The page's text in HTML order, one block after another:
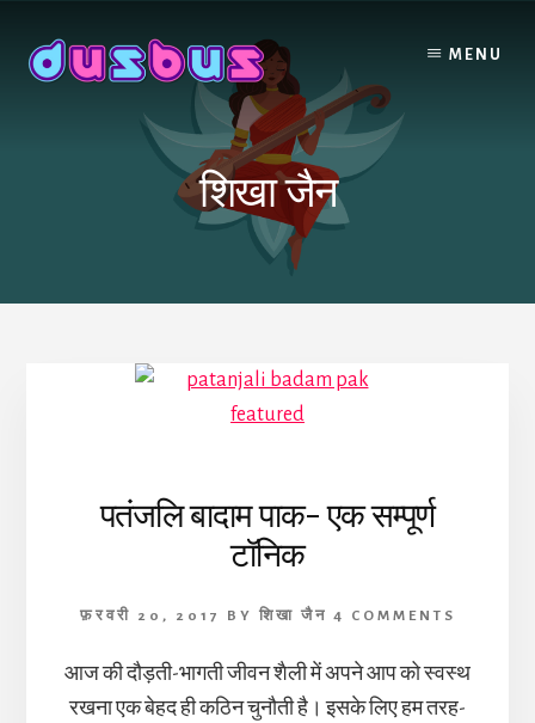
content
MENU
शिखा जैन
पतंजलि बादाम पाक- एक सम्पूर्ण
टॉनिक
फ़रवरी 20, 2017 BY शिखा जैन 4 COMMENTS
आज की दौड़ती-भागती जीवन शैली में अपने आप को स्वस्थ
रखना एक बेहद ही कठिन चुनौती है। इसके लिए हम तरह-